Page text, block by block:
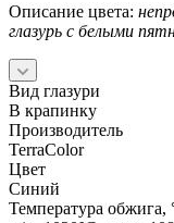
Описание цвета:
глазурь с белыми
Вид глазури
В крапинку
Производитель
TerraColor
Цвет
Синий
Температура обжига,